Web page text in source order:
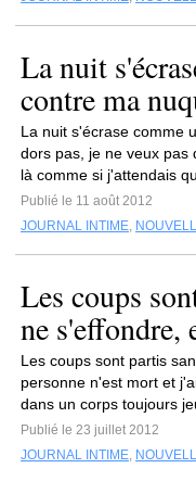
La nuit
contre ma
La nuit s'écrase comme
dors pas, je ne veux pas
là comme si j'attendais
Publié le 11 août 2012
JOURNAL INTIME,
Les coups
ne s'effondre,
Les coups sont partis
personne n'est mort et
dans un corps toujours
Publié le 23 juillet 2012
JOURNAL INTIME,